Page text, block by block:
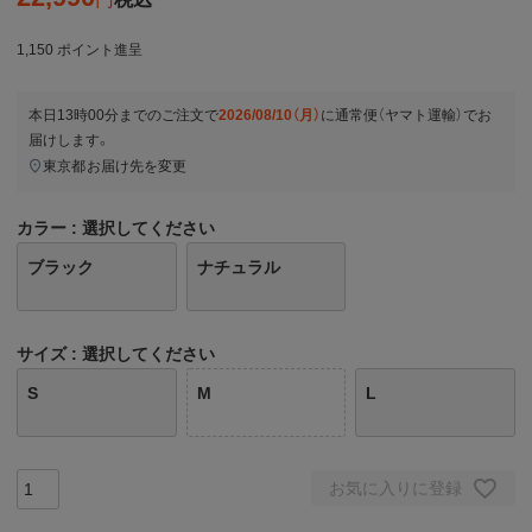
1,150 ポイント進呈
本日 13時00分 までのご注文で2026/08/10（月） に通常便（ヤマト運輸） でお
届けします。
東京都お届け先を変更
カラー 選択してください
ブラック ナチュラル
サイズ 選択してください
S M L
お気に入りに登録